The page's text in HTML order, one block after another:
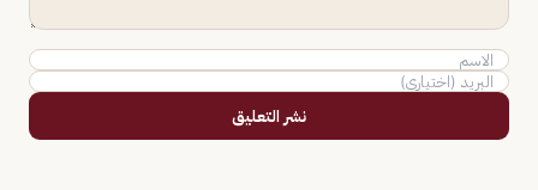
نشر التعليق